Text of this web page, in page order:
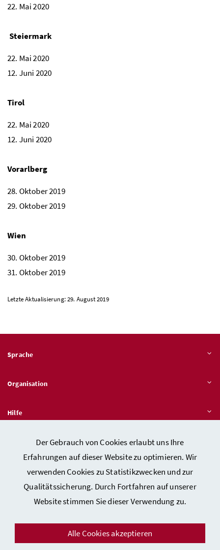
Der Gebrauch von Cookies erlaubt uns Ihre
Erfahrungen auf dieser Website zu optimieren. Wir
verwenden Cookies zu Statistikzwecken und zur
Qualitätssicherung. Durch Fortfahren auf unserer
Website stimmen Sie dieser Verwendung zu.
Alle Cookies akzeptieren
22. Mai 2020
Steiermark
22. Mai 2020
12. Juni 2020
Tirol
22. Mai 2020
12. Juni 2020
Vorarlberg
28. Oktober 2019
29. Oktober 2019
Wien
30. Oktober 2019
31. Oktober 2019
Letzte Aktualisierung: 29. August 2019
Sprache
Organisation
Hilfe
Quicklinks
Barrierefreiheitserklärung
Datenschutz